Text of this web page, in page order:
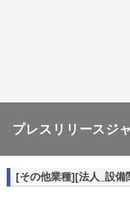
プレスリリースジ
[その他業種][法人_設備